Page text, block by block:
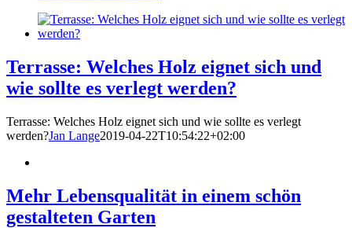
Terrasse: Welches Holz eignet sich und
wie sollte es verlegt werden?
Terrasse: Welches Holz eignet sich und wie sollte es verlegt
werden?Jan Lange2019-04-22T10:54:22+02:00
Mehr Lebensqualität in einem schön
gestalteten Garten